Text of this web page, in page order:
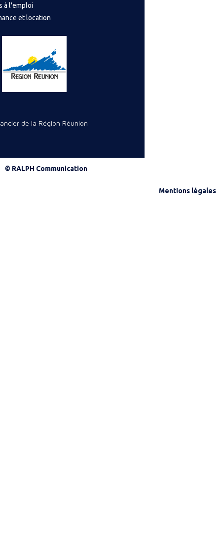
à l'emploi
et location
de la Région Réunion
© RALPH Communication
Mentions légales